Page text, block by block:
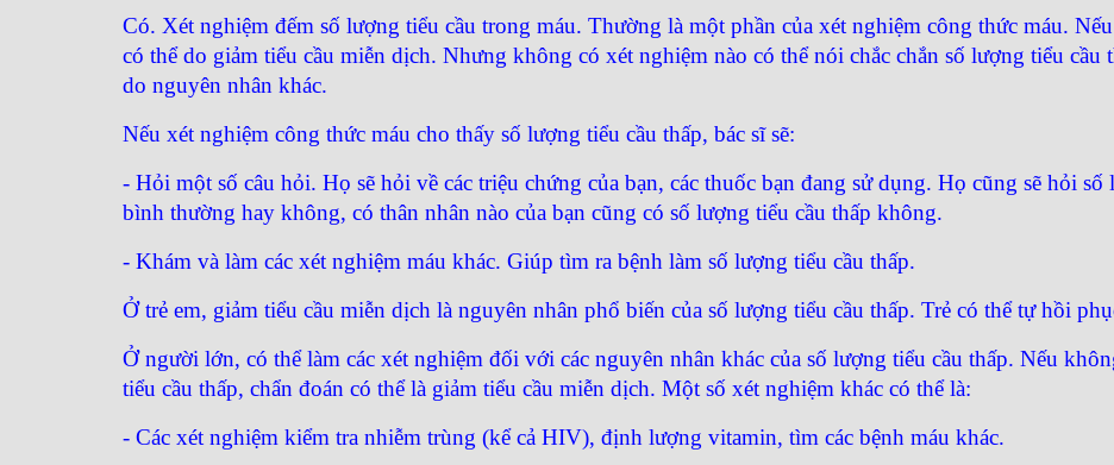
Có. Xét nghiệm đếm số lượng tiểu cầu trong máu. Thường là một phần của xét nghiệm công thức máu.
có thể do giảm tiểu cầu miễn dịch. Nhưng không có xét nghiệm nào có thể nói chắc chắn số lượng tiểu cầu
do nguyên nhân khác.
Nếu xét nghiệm công thức máu cho thấy số lượng tiểu cầu thấp, bác sĩ sẽ:
- Hỏi một số câu hỏi. Họ sẽ hỏi về các triệu chứng của bạn, các thuốc bạn đang sử dụng. Họ cũng sẽ hỏi
bình thường hay không, có thân nhân nào của bạn cũng có số lượng tiểu cầu thấp không.
- Khám và làm các xét nghiệm máu khác. Giúp tìm ra bệnh làm số lượng tiểu cầu thấp.
Ở trẻ em, giảm tiểu cầu miễn dịch là nguyên nhân phổ biến của số lượng tiểu cầu thấp. Trẻ có thể tự hồi
Ở người lớn, có thể làm các xét nghiệm đối với các nguyên nhân khác của số lượng tiểu cầu thấp. Nếu
tiểu cầu thấp, chẩn đoán có thể là giảm tiểu cầu miễn dịch. Một số xét nghiệm khác có thể là:
- Các xét nghiệm kiểm tra nhiễm trùng (kể cả HIV), định lượng vitamin, tìm các bệnh máu khác.